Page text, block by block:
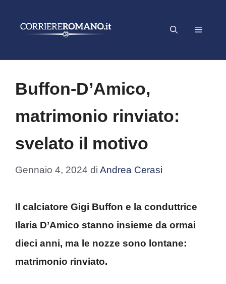
Menu
Buffon-D’Amico,
matrimonio rinviato:
svelato il motivo
Gennaio 4, 2024 di Andrea Cerasi
Il calciatore Gigi Buffon e la conduttrice
Ilaria D’Amico stanno insieme da ormai
dieci anni, ma le nozze sono lontane:
matrimonio rinviato.